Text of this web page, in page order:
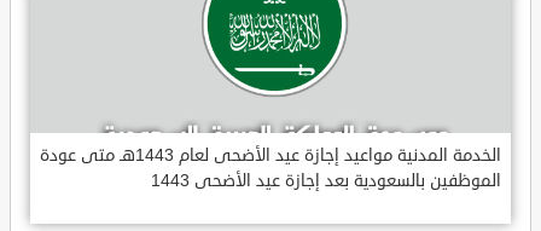
الخدمة المدنية مواعيد إجازة عيد الأضحى لعام 1443هـ متى عودة
الموظفين بالسعودية بعد إجازة عيد الأضحى 1443